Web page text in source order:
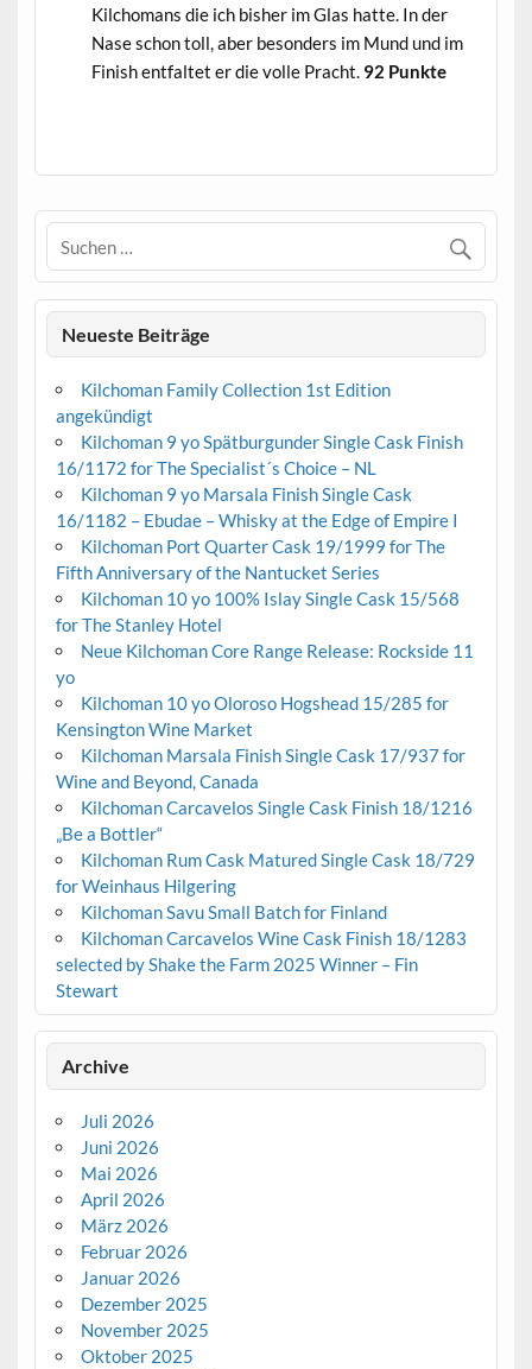
Kilchomans die ich bisher im Glas hatte. In der
Nase schon toll, aber besonders im Mund und im
Finish entfaltet er die volle Pracht. 92 Punkte
Neueste Beiträge
Kilchoman Family Collection 1st Edition
angekündigt
Kilchoman 9 yo Spätburgunder Single Cask Finish
16/1172 for The Specialist´s Choice – NL
Kilchoman 9 yo Marsala Finish Single Cask
16/1182 – Ebudae – Whisky at the Edge of Empire I
Kilchoman Port Quarter Cask 19/1999 for The
Fifth Anniversary of the Nantucket Series
Kilchoman 10 yo 100% Islay Single Cask 15/568
for The Stanley Hotel
Neue Kilchoman Core Range Release: Rockside 11
yo
Kilchoman 10 yo Oloroso Hogshead 15/285 for
Kensington Wine Market
Kilchoman Marsala Finish Single Cask 17/937 for
Wine and Beyond, Canada
Kilchoman Carcavelos Single Cask Finish 18/1216
„Be a Bottler“
Kilchoman Rum Cask Matured Single Cask 18/729
for Weinhaus Hilgering
Kilchoman Savu Small Batch for Finland
Kilchoman Carcavelos Wine Cask Finish 18/1283
selected by Shake the Farm 2025 Winner – Fin
Stewart
Archive
Juli 2026
Juni 2026
Mai 2026
April 2026
März 2026
Februar 2026
Januar 2026
Dezember 2025
November 2025
Oktober 2025